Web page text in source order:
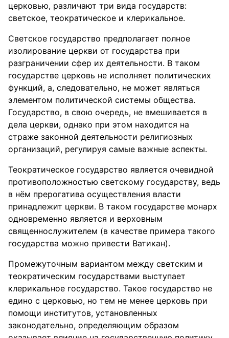
церковью, различают три вида государств:
светское, теократическое и клерикальное.
Светское государство предполагает полное
изолирование церкви от государства при
разграничении сфер их деятельности. В таком
государстве церковь не исполняет политических
функций, а, следовательно, не может являться
элементом политической системы общества.
Государство, в свою очередь, не вмешивается в
дела церкви, однако при этом находится на
страже законной деятельности религиозных
организаций, регулируя самые важные аспекты.
Теократическое государство является очевидной
противоположностью светскому государству, ведь
в нём прерогатива осуществления власти
принадлежит церкви. В таком государстве монарх
одновременно является и верховным
священнослужителем (в качестве примера такого
государства можно привести Ватикан).
Промежуточным вариантом между светским и
теократическим государствами выступает
клерикальное государство. Такое государство не
едино с церковью, но тем не менее церковь при
помощи институтов, установленных
законодательно, определяющим образом